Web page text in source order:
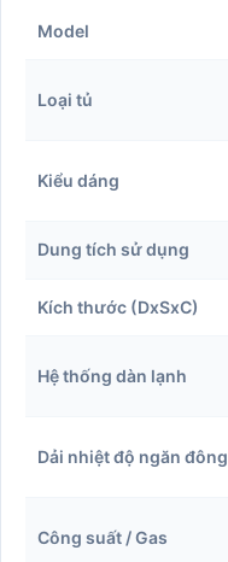
Model
Loại tủ
Kiểu dáng
Dung tích sử dụng
Kích thước (DxSxC)
Hệ thống dàn lạnh
Dải nhiệt độ ngăn đông
Công suất / Gas